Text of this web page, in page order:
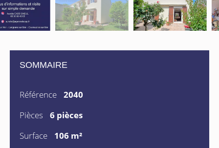
SOMMAIRE
Référence
2040
Pièces
6 pièces
Surface
106 m²